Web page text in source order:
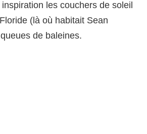
les couchers de soleil
(là où habitait Sean
de baleines.